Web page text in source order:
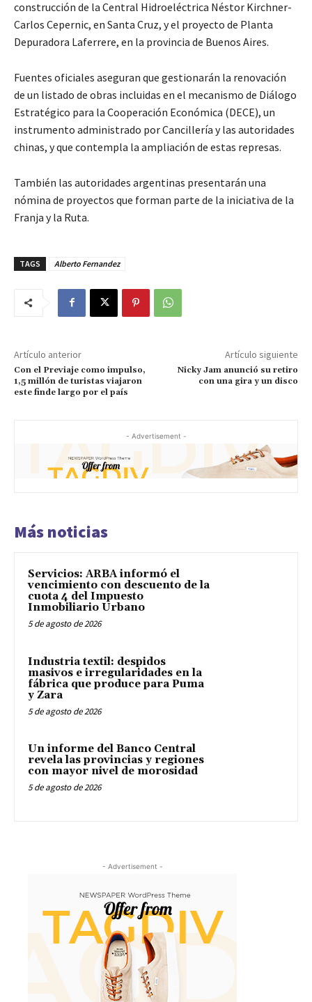
construcción de la Central Hidroeléctrica Néstor Kirchner-
Carlos Cepernic, en Santa Cruz, y el proyecto de Planta
Depuradora Laferrere, en la provincia de Buenos Aires.
Fuentes oficiales aseguran que gestionarán la renovación
de un listado de obras incluidas en el mecanismo de Diálogo
Estratégico para la Cooperación Económica (DECE), un
instrumento administrado por Cancillería y las autoridades
chinas, y que contempla la ampliación de estas represas.
También las autoridades argentinas presentarán una
nómina de proyectos que forman parte de la iniciativa de la
Franja y la Ruta.
TAGS Alberto Fernandez
Artículo anterior
Con el Previaje como impulso,
1,5 millón de turistas viajaron
este finde largo por el país
Artículo siguiente
Nicky Jam anunció su retiro
con una gira y un disco
- Advertisement -
Más noticias
Servicios: ARBA informó el
vencimiento con descuento de la
cuota 4 del Impuesto
Inmobiliario Urbano
5 de agosto de 2026
Industria textil: despidos
masivos e irregularidades en la
fábrica que produce para Puma
y Zara
5 de agosto de 2026
Un informe del Banco Central
revela las provincias y regiones
con mayor nivel de morosidad
5 de agosto de 2026
- Advertisement -